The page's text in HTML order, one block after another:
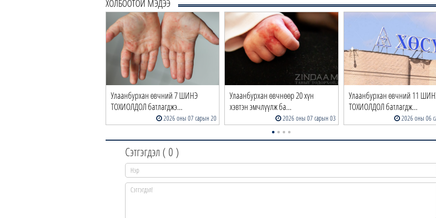
ХОЛБООТОЙ МЭДЭЭ
Улаанбурхан өвчний 7 ШИНЭ
ТОХИОЛДОЛ батлагджэ…
2026 оны 07 сарын 20
Улаанбурхан өвчнөөр 20 хүн
хэвтэн эмчлүүлж ба…
2026 оны 07 сарын 03
Улаанбурхан өвчний 11
ТОХИОЛДОЛ батлагдж…
2026 оны 06
Сэтгэгдэл ( 0 )